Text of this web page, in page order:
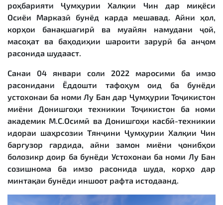
роҳбарияти Ҷумҳурии Халқии Чин дар миқёси
Осиёи Марказӣ бунёд карда мешавад. Айни ҳол,
корҳои банақшагирӣ ва муайян намудани ҷой,
масоҳат ва баҳодиҳии шароити зарурӣ ба анҷом
расонида шудааст.
Санаи 04 январи соли 2022 маросими ба имзо
расонидани Ёддошти тафоҳум оид ба бунёди
устохонаи ба номи Лу Бан дар Ҷумҳурии Тоҷикистон
миёни Донишгоҳи техникии Тоҷикистон ба номи
академик М.С.Осимӣ ва Донишгоҳи касбӣ-техникии
идораи шаҳрсозии Тянҷини Ҷумҳурии Халқии Чин
баргузор гардида, айни замон миёни ҷонибҳои
болозикр доир ба бунёди Устохонаи ба номи Лу Бан
созишнома ба имзо расонида шуда, корҳо дар
минтақаи бунёди иншоот рафта истодаанд.